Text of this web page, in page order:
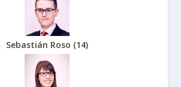
Sebastián Roso (14)